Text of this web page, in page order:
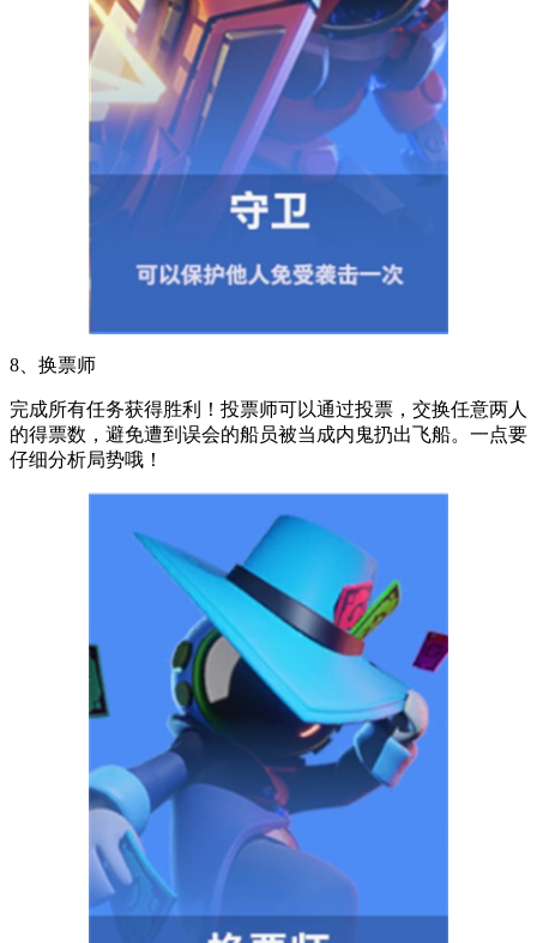
8、换票师
完成所有任务获得胜利！投票师可以通过投票，交换任意两人
的得票数，避免遭到误会的船员被当成内鬼扔出飞船。一点要
仔细分析局势哦！